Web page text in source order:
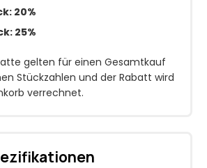
20%
25%
gelten für einen Gesamtkauf
Stückzahlen und der Rabatt wird
verrechnet.